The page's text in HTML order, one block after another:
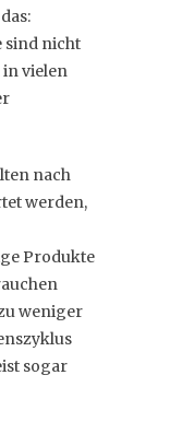
sind nicht
vielen
nach
werden,
Produkte
weniger
sogar